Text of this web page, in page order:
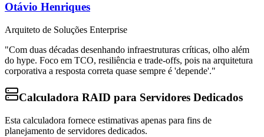
Otávio Henriques
Arquiteto de Soluções Enterprise
"Com duas décadas desenhando infraestruturas críticas, olho além
do hype. Foco em TCO, resiliência e trade-offs, pois na arquitetura
corporativa a resposta correta quase sempre é 'depende'."
Calculadora RAID para Servidores Dedicados
Esta calculadora fornece estimativas apenas para fins de
planejamento de servidores dedicados.